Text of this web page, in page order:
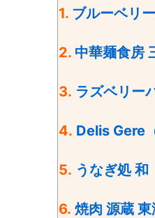
1. ブルーベリ
2. 中華麺食房
3. ラズベリー
4. Delis Gere
5. うなぎ処 和
6. 焼肉 源蔵 東